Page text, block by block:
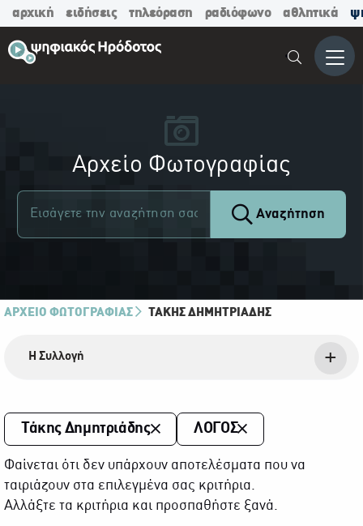
αρχική ειδήσεις τηλεόραση ραδιόφωνο αθλητικά
Μενού
Αρχείο Φωτογραφίας
Αναζήτηση
ΑΡΧΕΙΟ ΦΩΤΟΓΡΑΦΙΑΣ ΤΆΚΗΣ ΔΗΜΗΤΡΙΆΔΗΣ
Η Συλλογή
Τάκης Δημητριάδης ΛΟΓΟΣ
Φαίνεται ότι δεν υπάρχουν αποτελέσματα που να
ταιριάζουν στα επιλεγμένα σας κριτήρια.
Αλλάξτε τα κριτήρια και προσπαθήστε ξανά.